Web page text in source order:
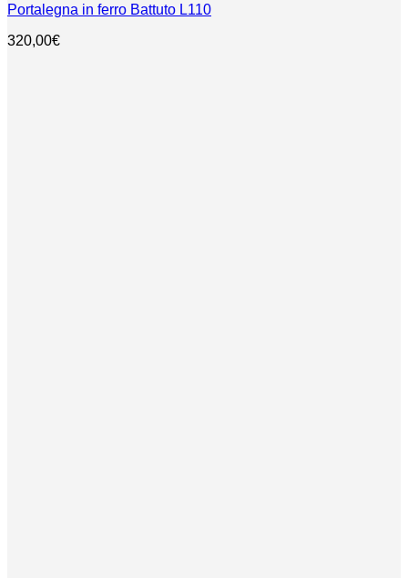
Portalegna in ferro Battuto L110
320,00€